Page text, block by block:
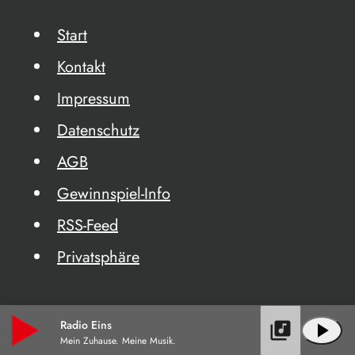
Start
Kontakt
Impressum
Datenschutz
AGB
Gewinnspiel-Info
RSS-Feed
Privatsphäre
Radio Eins
Mein Zuhause. Meine Musik. play_arrow
library_music